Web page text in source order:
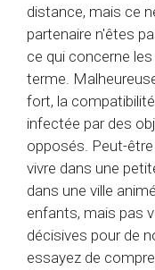
distance, mais ce
partenaire n'êtes
ce qui concerne
terme.
fort, la
infectée par des
opposés. Peut-
vivre dans une
dans une ville
enfants, mais pas
décisives pour de
essayez de